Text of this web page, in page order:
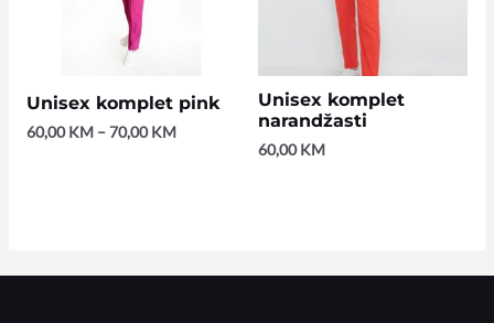
Unisex komplet pink
60,00KM–70,00KM
Unisex komplet
narandžasti
60,00KM